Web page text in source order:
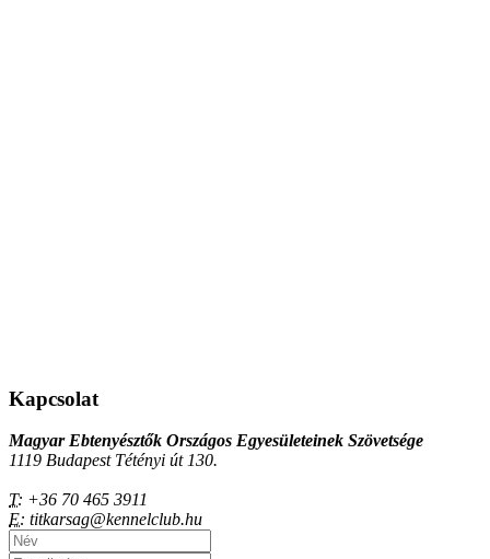
Kapcsolat
Magyar Ebtenyésztők Országos Egyesületeinek Szövetsége
1119 Budapest Tétényi út 130.
T: +36 70 465 3911
E: titkarsag@kennelclub.hu